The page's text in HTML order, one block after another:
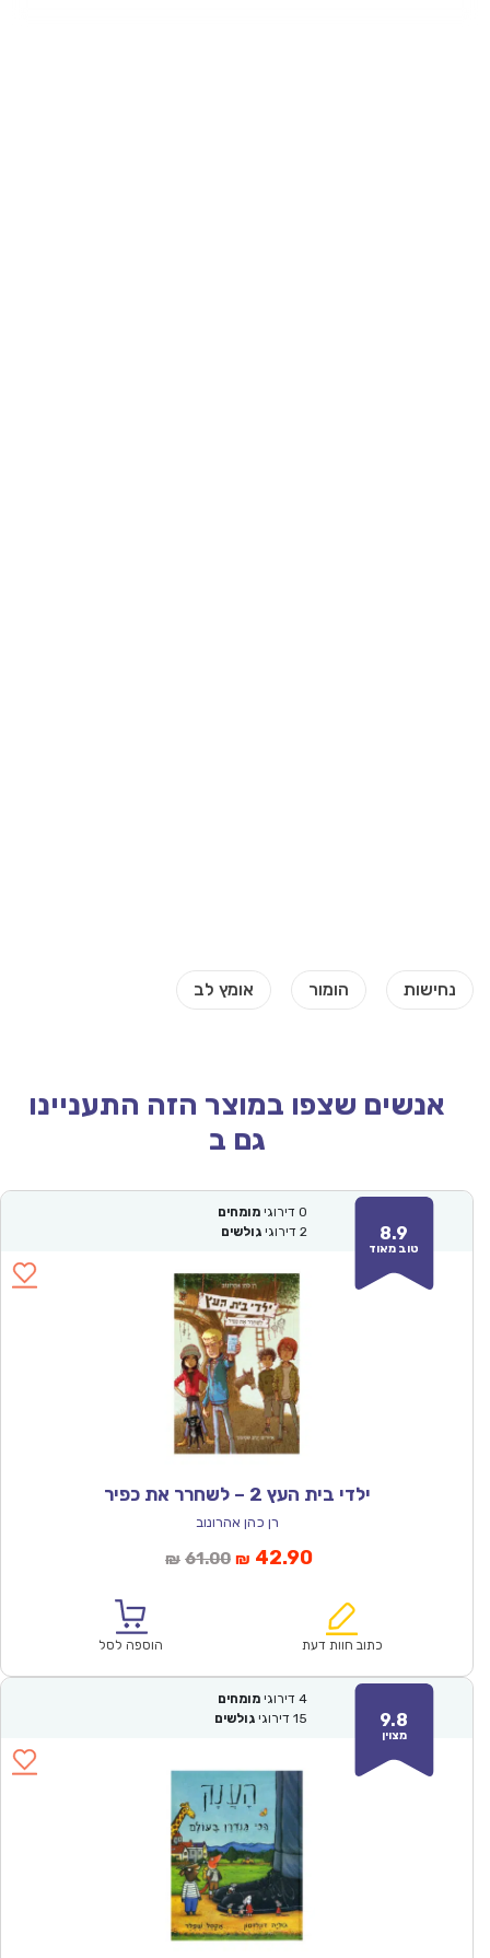
אנשים שצפו במוצר הזה התעניינו
גם ב
8.9
טוב מאוד
0 דירוגי מומחים
2 דירוגי גולשים
ילדי בית העץ 2 – לשחרר את כפיר
רן כהן אהרונוב
₪ 61.00המחיר
₪61.00.
₪ 42.90המחיר
הוא:
כתוב חוות דעת הוספה לסל
9.8
מצוין
4 דירוגי מומחים
15 דירוגי גולשים